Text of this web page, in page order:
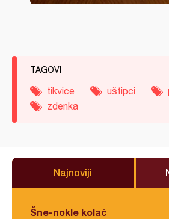
TAGOVI
tikvice uštipci
zdenka
Najnoviji
Šne-nokle kolač